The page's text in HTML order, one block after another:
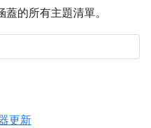
蓋的所有主題清單。
更新